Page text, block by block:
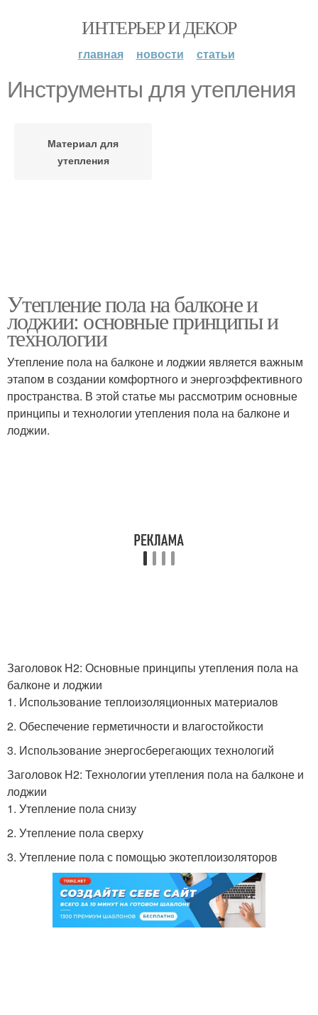
ИНТЕРЬЕР И ДЕКОР
главная новости статьи
Инструменты для утепления
Материал для
утепления
Утепление пола на балконе и
лоджии: основные принципы и
технологии
Утепление пола на балконе и лоджии является важным
этапом в создании комфортного и энергоэффективного
пространства. В этой статье мы рассмотрим основные
принципы и технологии утепления пола на балконе и
лоджии.
Заголовок H2: Основные принципы утепления пола на
балконе и лоджии
1. Использование теплоизоляционных материалов
2. Обеспечение герметичности и влагостойкости
3. Использование энергосберегающих технологий
Заголовок H2: Технологии утепления пола на балконе и
лоджии
1. Утепление пола снизу
2. Утепление пола сверху
3. Утепление пола с помощью экотеплоизоляторов